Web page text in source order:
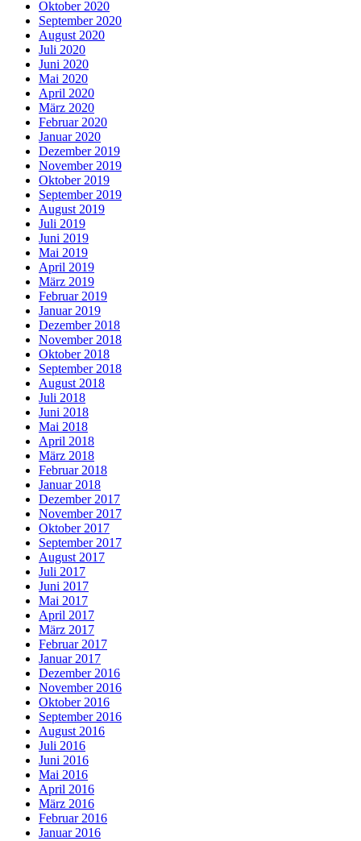
Oktober 2020
September 2020
August 2020
Juli 2020
Juni 2020
Mai 2020
April 2020
März 2020
Februar 2020
Januar 2020
Dezember 2019
November 2019
Oktober 2019
September 2019
August 2019
Juli 2019
Juni 2019
Mai 2019
April 2019
März 2019
Februar 2019
Januar 2019
Dezember 2018
November 2018
Oktober 2018
September 2018
August 2018
Juli 2018
Juni 2018
Mai 2018
April 2018
März 2018
Februar 2018
Januar 2018
Dezember 2017
November 2017
Oktober 2017
September 2017
August 2017
Juli 2017
Juni 2017
Mai 2017
April 2017
März 2017
Februar 2017
Januar 2017
Dezember 2016
November 2016
Oktober 2016
September 2016
August 2016
Juli 2016
Juni 2016
Mai 2016
April 2016
März 2016
Februar 2016
Januar 2016